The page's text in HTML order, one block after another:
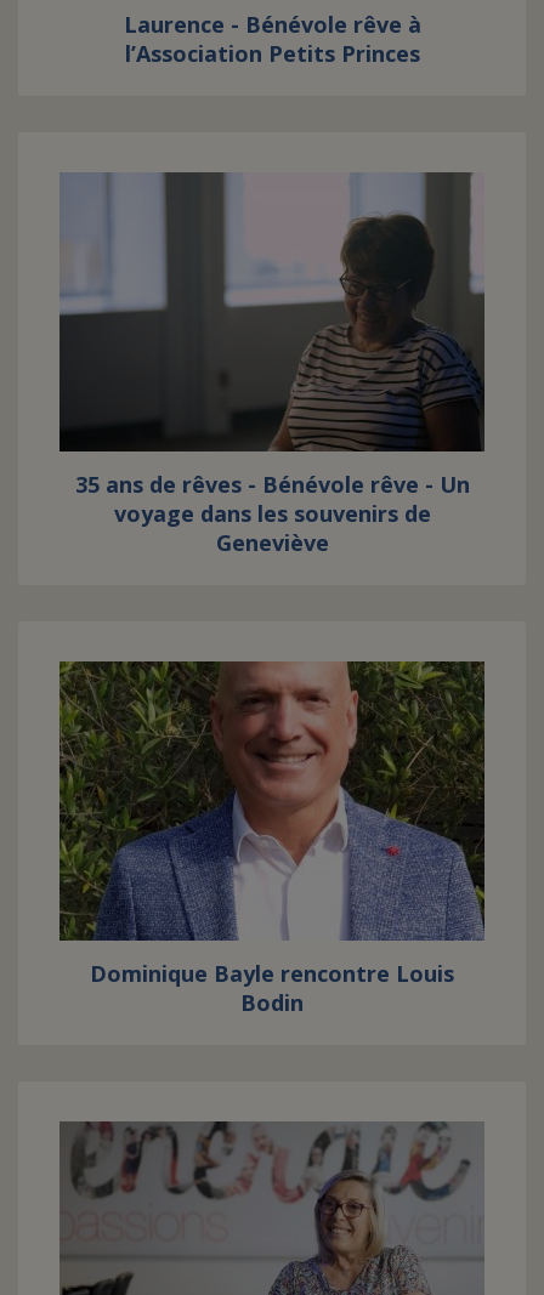
Laurence - Bénévole rêve à
l’Association Petits Princes
35 ans de rêves - Bénévole rêve - Un
voyage dans les souvenirs de
Geneviève
Dominique Bayle rencontre Louis
Bodin